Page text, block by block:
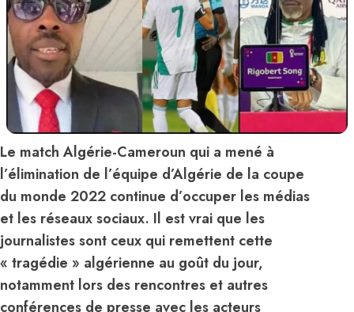
Le match Algérie-Cameroun qui a mené à
l’élimination de l’équipe d’Algérie de la coupe
du monde 2022 continue d’occuper les médias
et les réseaux sociaux. Il est vrai que les
journalistes sont ceux qui remettent cette
« tragédie » algérienne au goût du jour,
notamment lors des rencontres et autres
conférences de presse avec les acteurs